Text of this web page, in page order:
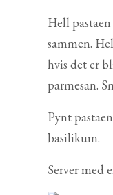
Hell
sammen.
hvis det er
parmesan.
Pynt
basilikum.
Server med